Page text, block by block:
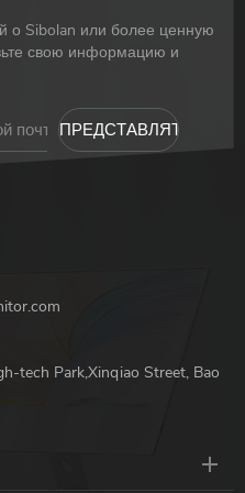
аудио- и видеосигналы
сверхтонкий корпус 9 мм,
лучший помощник в дороге
о Sibolan или более ценную
свою информацию и
tech Park,Xinqiao Street, Bao